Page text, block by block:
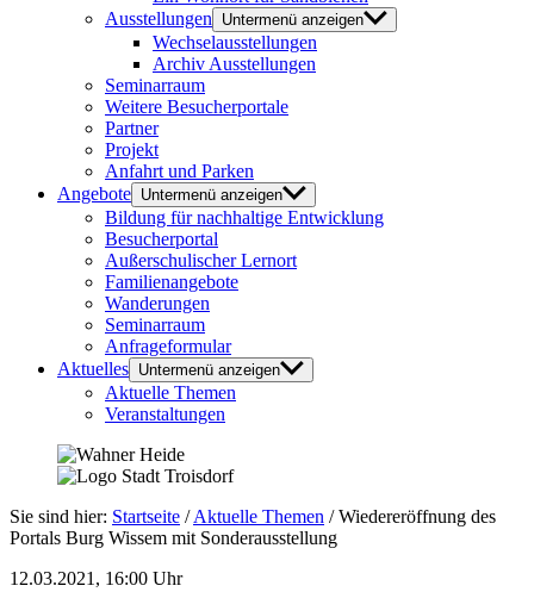
Ausstellungen
Untermenü anzeigen
Wechselausstellungen
Archiv Ausstellungen
Seminarraum
Weitere Besucherportale
Partner
Projekt
Anfahrt und Parken
Angebote Untermenü anzeigen
Bildung für nachhaltige Entwicklung
Besucherportal
Außerschulischer Lernort
Familienangebote
Wanderungen
Seminarraum
Anfrageformular
Aktuelles Untermenü anzeigen
Aktuelle Themen
Veranstaltungen
Sie sind hier: Startseite /Aktuelle Themen /Wiedereröffnung des
Portals Burg Wissem mit Sonderausstellung
12.03.2021, 16:00 Uhr